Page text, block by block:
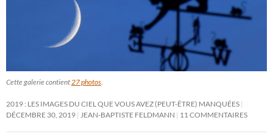
Cette galerie contient 27 photos
2019 : LES IMAGES DU CIEL QUE VOUS AVEZ (PEUT-ÊTRE) MANQUÉES
DÉCEMBRE 30, 2019
JEAN-BAPTISTE FELDMANN 11 COMMENTAIRES